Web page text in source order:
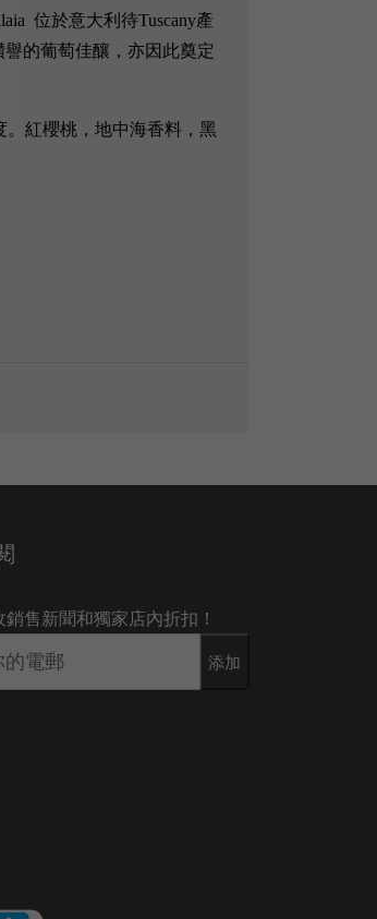
位於意大利待Tuscany產
的葡萄佳釀，亦因此奠定
。紅櫻桃，地中海香料，黑
銷售新聞和獨家店內折扣！
添加